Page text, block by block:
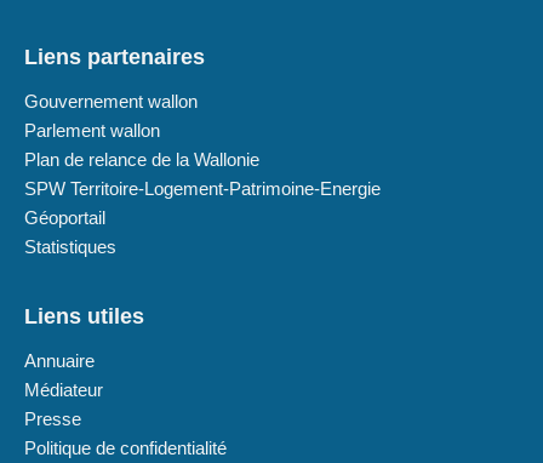
Liens partenaires
Gouvernement wallon
Parlement wallon
Plan de relance de la Wallonie
SPW Territoire-Logement-Patrimoine-Energie
Géoportail
Statistiques
Liens utiles
Annuaire
Médiateur
Presse
Politique de confidentialité